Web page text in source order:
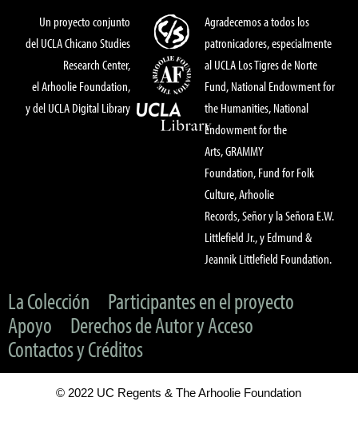
Un proyecto conjunto
del UCLA Chicano Studies
Research Center,
el Arhoolie Foundation,
y del UCLA Digital Library
Agradecemos a todos los
patronicadores, especialmente
al UCLA Los Tigres de Norte
Fund, National Endowment for
the Humanities, National
Endowment for the
Arts, GRAMMY
Foundation, Fund for Folk
Culture, Arhoolie
Records, Señor y la Señora E.W.
Littlefield Jr., y Edmund &
Jeannik Littlefield Foundation.
La Colección
Participantes en el proyecto
Apoyo
Derechos de Autor y Acceso
Contactos y Créditos
© 2022 UC Regents & The Arhoolie Foundation